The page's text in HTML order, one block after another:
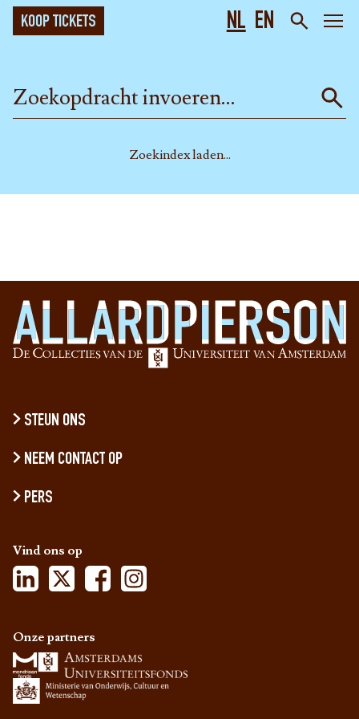
NL EN
KOOP TICKETS
Zoekindex laden...
STEUN ONS
NEEM CONTACT OP
PERS
Vind ons op
Onze partners